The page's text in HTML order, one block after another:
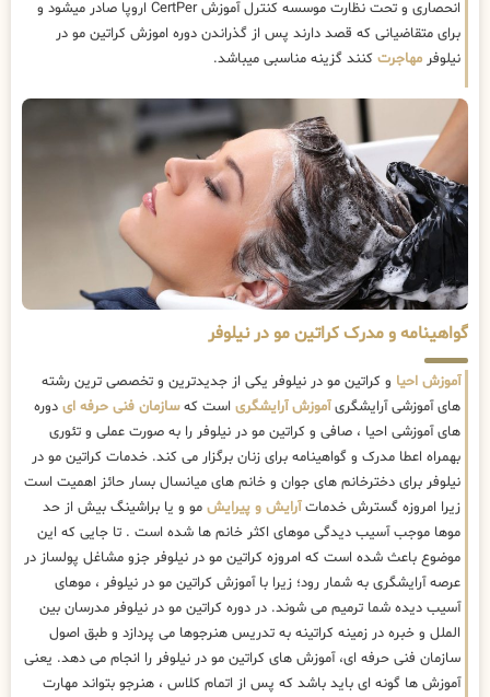
انحصاری و تحت نظارت موسسه کنترل آموزش CertPer اروپا صادر میشود و
برای متقاضیانی که قصد دارند پس از گذراندن دوره اموزش کراتین مو در
نیلوفر مهاجرت کنند گزینه مناسبی میباشد.
گواهینامه و مدرک کراتین مو در نیلوفر
آموزش احیا و کراتین مو در نیلوفر یکی از جدیدترین و تخصصی ترین رشته
های آموزشی آرایشگریآموزش آرایشگری است کهسازمان فنی حرفه ای دوره
های آموزشی احیا ، صافی و کراتین مو در نیلوفر را به صورت عملی و تئوری
بهمراه اعطا مدرک و گواهینامه برای زنان برگزار می کند. خدمات کراتین مو در
نیلوفر برای دخترخانم های جوان و خانم های میانسال بسار حائز اهمیت است
زیرا امروزه گسترش خدماتآرایش و پیرایش مو و یا براشینگ بیش از حد
موها موجب آسیب دیدگی موهای اکثر خانم ها شده است . تا جایی که این
موضوع باعث شده است که امروزه کراتین مو در نیلوفر جزو مشاغل پولساز در
عرصه آرایشگری به شمار رود؛ زیرا با آموزش کراتین مو در نیلوفر ، موهای
آسیب دیده شما ترمیم می شوند. در دوره کراتین مو در نیلوفر مدرسان بین
الملل و خبره در زمینه کراتینه به تدریس هنرجوها می پردازد و طبق اصول
سازمان فنی حرفه ای، آموزش های کراتین مو در نیلوفر را انجام می دهد. یعنی
آموزش ها گونه ای باید باشد که پس از اتمام کلاس ، هنرجو بتواند مهارت